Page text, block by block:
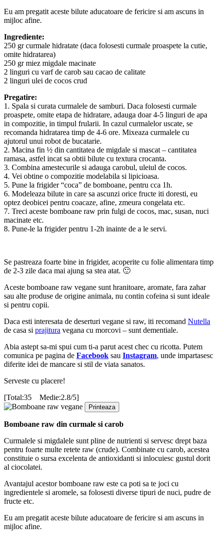
Eu am pregatit aceste bilute aducatoare de fericire si am ascuns in
mijloc afine.
Ingrediente:
250 gr curmale hidratate (daca folosesti curmale proaspete la cutie,
omite hidratarea)
250 gr miez migdale macinate
2 linguri cu varf de carob sau cacao de calitate
2 linguri ulei de cocos crud
Pregatire:
1. Spala si curata curmalele de samburi. Daca folosesti curmale
proaspete, omite etapa de hidratare, adauga doar 4-5 linguri de apa
in compozitie, in timpul frularii. In cazul curmalelor uscate, se
recomanda hidratarea timp de 4-6 ore. Mixeaza curmalele cu
ajutorul unui robot de bucatarie.
2. Macina fin ½ din cantitatea de migdale si mascat – cantitatea
ramasa, astfel incat sa obtii bilute cu textura crocanta.
3. Combina amestecurile si adauga carobul, uleiul de cocos.
4. Vei obtine o compozitie modelabila si lipicioasa.
5. Pune la frigider “coca” de bomboane, pentru cca 1h.
6. Modeleaza bilute in care sa ascunzi orice fructe iti doresti, eu
optez deobicei pentru coacaze, afine, zmeura congelata etc.
7. Treci aceste bomboane raw prin fulgi de cocos, mac, susan, nuci
macinate etc.
8. Pune-le la frigider pentru 1-2h inainte de a le servi.
Se pastreaza foarte bine in frigider, acoperite cu folie alimentara timp
de 2-3 zile daca mai ajung sa stea atat. 🙂
Aceste bomboane raw vegane sunt hranitoare, aromate, fara zahar
sau alte produse de origine animala, nu contin cofeina si sunt ideale
si pentru copii.
Daca esti interesata de deserturi vegane si raw, iti recomand Nutella
de casa si prajitura vegana cu morcovi – sunt dementiale.
Abia astept sa-mi spui cum ti-a parut acest chec cu ricotta. Putem
comunica pe pagina de Facebook sau Instagram, unde impartasesc
diferite idei de mancare si stil de viata sanatos.
Serveste cu placere!
[Total:35 Medie:2.8/5]
Printeaza
Bomboane raw din curmale si carob
Curmalele si migdalele sunt pline de nutrienti si servesc drept baza
pentru foarte multe retete raw (crude). Combinate cu carob, acestea
constituie o sursa excelenta de antioxidanti si inlocuiesc gustul dorit
al ciocolatei.
Avantajul acestor bomboane raw este ca poti sa te joci cu
ingredientele si aromele, sa folosesti diverse tipuri de nuci, pudre de
fructe etc.
Eu am pregatit aceste bilute aducatoare de fericire si am ascuns in
mijloc afine.